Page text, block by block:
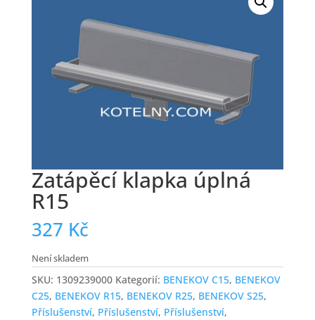
Zatápěcí klapka úplná
R15
327 Kč
Není skladem
SKU: 1309239000 Kategorií: BENEKOV C15, BENEKOV
C25, BENEKOV R15, BENEKOV R25, BENEKOV S25,
Příslušenství, Příslušenství, Příslušenství,